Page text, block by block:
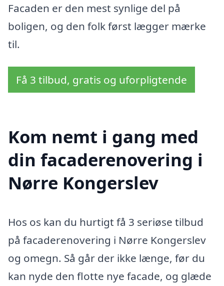
Facaden er den mest synlige del på
boligen, og den folk først lægger mærke
til.
Få 3 tilbud, gratis og uforpligtende
Kom nemt i gang med
din facaderenovering i
Nørre Kongerslev
Hos os kan du hurtigt få 3 seriøse tilbud
på facaderenovering i Nørre Kongerslev
og omegn. Så går der ikke længe, før du
kan nyde den flotte nye facade, og glæde